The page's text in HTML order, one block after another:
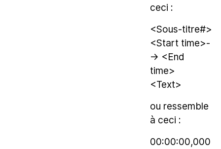
ceci :
<Sous-titre#>
<Start time>-
-> <End
time>
<Text>
ou ressemble
à ceci :
00:00:00,000